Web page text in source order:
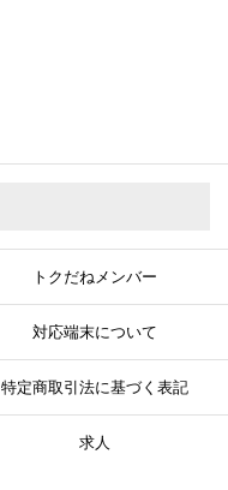
トクだねメンバー
対応端末について
特定商取引法に基づく表記
求人